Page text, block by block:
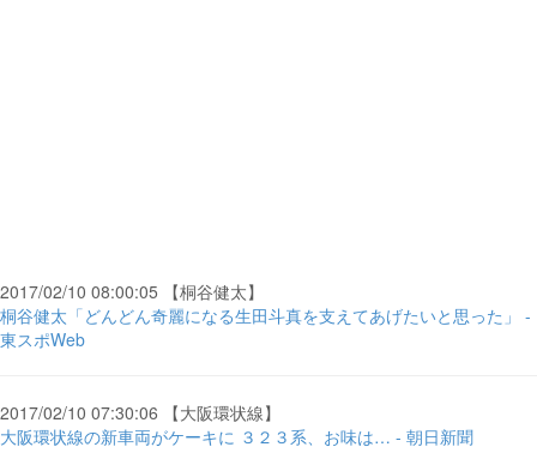
2017/02/10 08:00:05 【桐谷健太】
桐谷健太「どんどん奇麗になる生田斗真を支えてあげたいと思った」 -
東スポWeb
2017/02/10 07:30:06 【大阪環状線】
大阪環状線の新車両がケーキに ３２３系、お味は… - 朝日新聞